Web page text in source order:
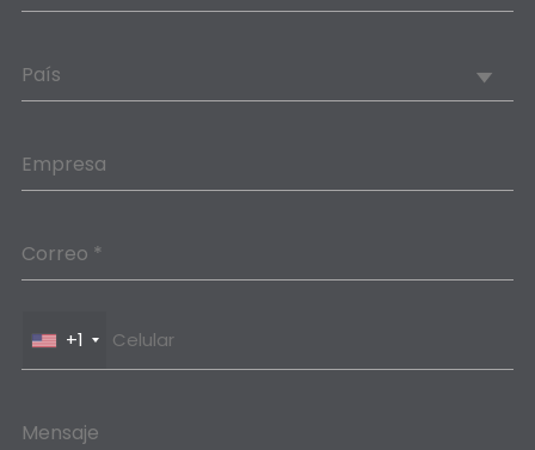
País
Empresa
Correo *
+1
Mensaje